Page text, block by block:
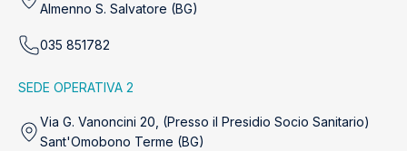
Almenno S. Salvatore (BG)
035 851782
SEDE OPERATIVA 2
Via G. Vanoncini 20, (Presso il Presidio Socio Sanitario)
Sant'Omobono Terme (BG)